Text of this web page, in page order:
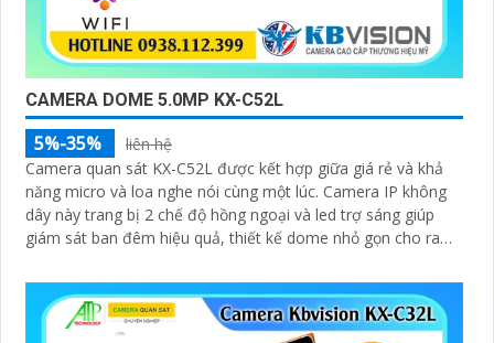
CAMERA DOME 5.0MP KX-C52L
5%-35%
liên hệ
Camera quan sát KX-C52L được kết hợp giữa giá rẻ và khả
năng micro và loa nghe nói cùng một lúc. Camera IP không
dây này trang bị 2 chế độ hồng ngoại và led trợ sáng giúp
giám sát ban đêm hiệu quả, thiết kế dome nhỏ gọn cho ra